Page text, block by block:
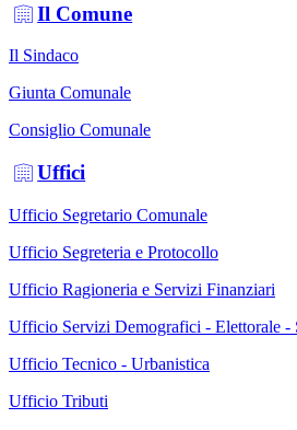
Il Comune
Il Sindaco
Giunta Comunale
Consiglio Comunale
Uffici
Ufficio Segretario Comunale
Ufficio Segreteria e Protocollo
Ufficio Ragioneria e Servizi Finanziari
Ufficio Servizi Demografici - Elettorale -
Ufficio Tecnico - Urbanistica
Ufficio Tributi